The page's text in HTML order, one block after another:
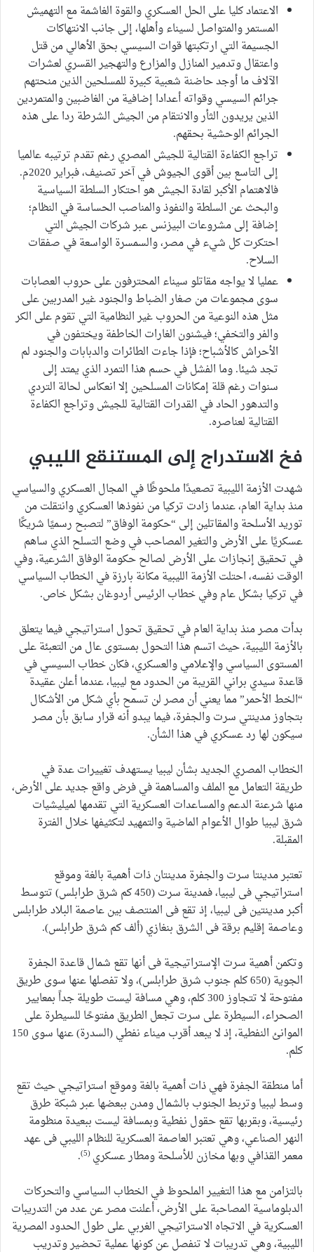
الاعتماد كليا على الحل العسكري والقوة الغاشمة مع التهميش
المستمر والمتواصل لسيناء وأهلها، إلى جانب الانتهاكات
الجسيمة التي ارتكبتها قوات السيسي بحق الأهالي من قتل
واعتقال وتدمير المنازل والمزارع والتهجير القسري لعشرات
الآلاف ما أوجد حاضنة شعبية كبيرة للمسلحين الذين منحتهم
جرائم السيسي وقواته أعدادا إضافية من الغاضبين والمتمردين
الذين يريدون الثأر والانتقام من الجيش الشرطة ردا على هذه
الجرائم الوحشية بحقهم.
تراجع الكفاءة القتالية للجيش المصري رغم تقدم ترتيبه عالميا
إلى التاسع بين أقوى الجيوش في آخر تصنيف، فبراير 2020م.
فالاهتمام الأكبر لقادة الجيش هو احتكار السلطة السياسية
والبحث عن السلطة والنفوذ والمناصب الحساسة في النظام؛
إضافة إلى مشروعات البيزنس عبر شركات الجيش التي
احتكرت كل شيء في مصر، والسمسرة الواسعة في صفقات
السلاح.
عمليا لا يواجه مقاتلو سيناء المحترفون على حروب العصابات
سوى مجموعات من صغار الضباط والجنود غير المدربين على
مثل هذه النوعية من الحروب غير النظامية التي تقوم على الكر
والفر والتخفي؛ فيشنون الغارات الخاطفة ويختفون في
الأحراش كالأشباح؛ فإذا جاءت الطائرات والدبابات والجنود لم
تجد شيئا. وما الفشل في حسم هذا التمرد الذي يمتد إلى
سنوات رغم قلة إمكانات المسلحين إلا انعكاس لحالة التردي
والتدهور الحاد في القدرات القتالية للجيش وتراجع الكفاءة
القتالية لعناصره.
فخ الاستدراج إلى المستنقع الليبي
شهدت الأزمة الليبية تصعيدًا ملحوظًا في المجال العسكري والسياسي
منذ بداية العام، عندما زادت تركيا من نفوذها العسكري وانتقلت من
توريد الأسلحة والمقاتلين إلى “حكومة الوفاق” لتصبح رسميًا شريكًا
عسكريًا على الأرض والتغير المصاحب في وضع التسلح الذي ساهم
في تحقيق إنجازات على الأرض لصالح حكومة الوفاق الشرعية، وفي
الوقت نفسه، احتلت الأزمة الليبية مكانة بارزة في الخطاب السياسي
في تركيا بشكل عام وفي خطاب الرئيس أردوغان بشكل خاص.
بدأت مصر منذ بداية العام في تحقيق تحول استراتيجي فيما يتعلق
بالأزمة الليبية، حيث اتسم هذا التحول بمستوى عال من التعبئة على
المستوى السياسي والإعلامي والعسكري، فكان خطاب السيسي في
قاعدة سيدي براني القريبة من الحدود مع ليبيا، عندما أعلن عقيدة
“الخط الأحمر” مما يعني أن مصر لن تسمح بأي شكل من الأشكال
بتجاوز مدينتي سرت والجفرة، فيما يبدو أنه قرار سابق بأن مصر
سيكون لها رد عسكري في هذا الشأن.
الخطاب المصري الجديد بشأن ليبيا يستهدف تغييرات عدة في
طريقة التعامل مع الملف والمساهمة في فرض واقع جديد على الأرض،
منها شرعنة الدعم والمساعدات العسكرية التي تقدمها لميليشيات
شرق ليبيا طوال الأعوام الماضية والتمهيد لتكثيفها خلال الفترة
المقبلة.
تعتبر مدينتا سرت والجفرة مدينتان ذات أهمية بالغة وموقع
استراتيجي فى ليبيا، فمدينة سرت (450 كم شرق طرابلس) تتوسط
أكبر مدينتين فى ليبيا، إذ تقع فى المنتصف بين عاصمة البلاد طرابلس
وعاصمة إقليم برقة فى الشرق بنغازي (ألف كم شرق طرابلس).
وتكمن أهمية سرت الإستراتيجية فى أنها تقع شمال قاعدة الجفرة
الجوية (650 كلم جنوب شرق طرابلس)، ولا تفصلها عنها سوى طريق
مفتوحة لا تتجاوز 300 كلم، وهي مسافة ليست طويلة جداً بمعايير
الصحراء، السيطرة على سرت تجعل الطريق مفتوحًا للسيطرة على
الموانئ النفطية، إذ لا يبعد أقرب ميناء نفطي (السدرة) عنها سوى 150
كلم.
أما منطقة الجفرة فهي ذات أهمية بالغة وموقع استراتيجي حيث تقع
وسط ليبيا وتربط الجنوب بالشمال ومدن ببعضها عبر شبكة طرق
رئيسية، وبقربها تقع حقول نفطية وبمسافة ليست ببعيدة منظومة
النهر الصناعي، وهي تعتبر العاصمة العسكرية للنظام الليبي فى عهد
معمر القذافي وبها مخازن للأسلحة ومطار عسكري(5)
.
بالتزامن مع هذا التغيير الملحوظ في الخطاب السياسي والتحركات
الدبلوماسية المصاحبة على الأرض، أعلنت مصر عن عدد من التدريبات
العسكرية في الاتجاه الاستراتيجي الغربي على طول الحدود المصرية
الليبية، وهي تدريبات لا تنفصل عن كونها عملية تحضير وتدريب